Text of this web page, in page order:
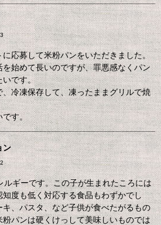
応募して米粉パンをいただきました。
始めて長いのですが、罪悪感なくパン
いです。
冷凍保存して、凍ったままグリルで焼
です。
ン
ルギーです。この子が生まれたころには
度も低く対応する食品もわずかでし
、パスタ、など子供が食べたがるもの
パンは硬くけっして美味しいものでは